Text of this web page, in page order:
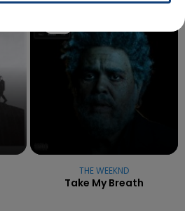
THE WEEKND
Take My Breath